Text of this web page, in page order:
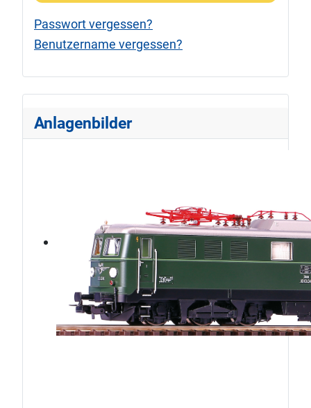
Passwort vergessen?
Benutzername vergessen?
Anlagenbilder